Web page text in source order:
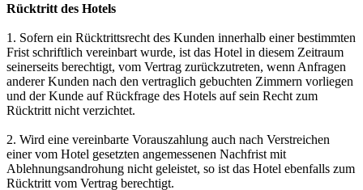
Rücktritt des Hotels
1. Sofern ein Rücktrittsrecht des Kunden innerhalb einer bestimmten
Frist schriftlich vereinbart wurde, ist das Hotel in diesem Zeitraum
seinerseits berechtigt, vom Vertrag zurückzutreten, wenn Anfragen
anderer Kunden nach den vertraglich gebuchten Zimmern vorliegen
und der Kunde auf Rückfrage des Hotels auf sein Recht zum
Rücktritt nicht verzichtet.
2. Wird eine vereinbarte Vorauszahlung auch nach Verstreichen
einer vom Hotel gesetzten angemessenen Nachfrist mit
Ablehnungsandrohung nicht geleistet, so ist das Hotel ebenfalls zum
Rücktritt vom Vertrag berechtigt.